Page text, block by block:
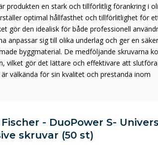
produkten en stark och tillförlitlig förankring i
optimal hållfasthet och tillförlitlighet för
gör den idealisk för både professionell
anpassar sig till olika underlag och ger en
byggmaterial. De medföljande skruvarna
vilket gör det lättare och effektivare att
välkända för sin kvalitet och prestanda inom
- DuoPower S-
skruvar (50 st)